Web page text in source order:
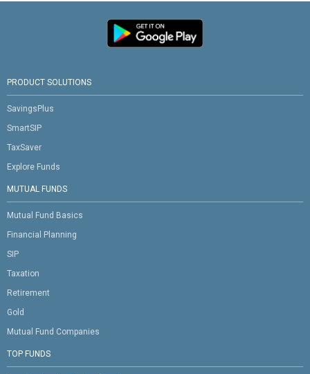
PRODUCT SOLUTIONS
SavingsPlus
SmartSIP
TaxSaver
Explore Funds
MUTUAL FUNDS
Mutual Fund Basics
Financial Planning
SIP
Taxation
Retirement
Gold
Mutual Fund Companies
TOP FUNDS